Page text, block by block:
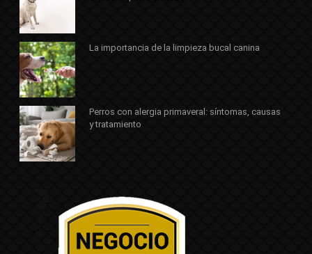
La importancia de la limpieza bucal canina
Perros con alergia primaveral: síntomas, causas
y tratamiento